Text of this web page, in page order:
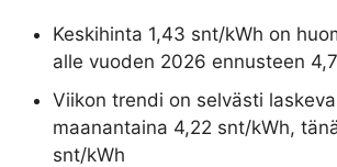
Keskihinta 1,43 snt/kWh on
alle vuoden 2026 ennusteen
Viikon trendi on selvästi
maanantaina 4,22 snt/kWh,
snt/kWh